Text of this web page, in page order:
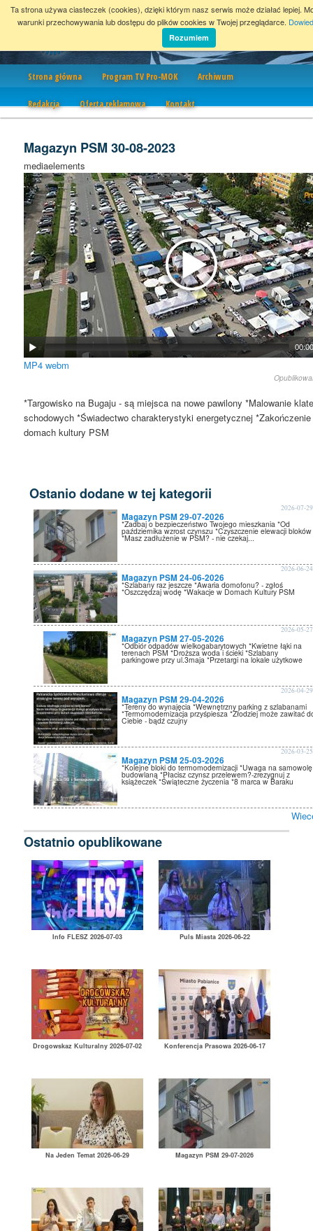
Strona główna Program TV Pro-MOK Archiwum
Redakcja Oferta reklamowa Kontakt
Magazyn PSM 30-08-2023
mediaelements
MP4 webm
*Targowisko na Bugaju - są miejsca na nowe pawilony *Malowanie
schodowych *Świadectwo charakterystyki energetycznej
domach kultury PSM
Ostanio dodane w tej kategorii
Magazyn PSM 29-07-2026
2026-07-29
*Zadbaj o bezpieczeństwo Twojego mieszkania *Od
października wzrost czynszu *Czyszczenie elewacji bloków
*Masz zadłużenie w PSM? - nie czekaj...
Magazyn PSM 24-06-2026
2026-06-24
*Szlabany raz jeszcze *Awaria domofonu? - zgłoś
*Oszczędzaj wodę *Wakacje w Domach Kultury PSM
Magazyn PSM 27-05-2026
2026-05-27
*Odbiór odpadów wielkogabarytowych *Kwietne łąki na
terenach PSM *Droższa woda i ścieki *Szlabany
parkingowe przy ul.3maja *Przetargi na lokale użytkowe
Magazyn PSM 29-04-2026
2026-04-29
*Tereny do wynajęcia *Wewnętrzny parking z szlabanami
*Termomodernizacja przyśpiesza *Złodziej może zawitać
Ciebie - bądź czujny
Magazyn PSM 25-03-2026
2026-03-25
*Kolejne bloki do termomodernizacji *Uwaga na samowolę
budowlaną *Płacisz czynsz przelewem?-zrezygnuj z
książeczek *Świąteczne życzenia *8 marca w Baraku
Ostatnio opublikowane
Info FLESZ 2026-07-03 Puls Miasta 2026-06-22
Drogowskaz Kulturalny 2026-07-02 Konferencja Prasowa 2026-06-17
Na Jeden Temat 2026-06-29 Magazyn PSM 29-07-2026
Ta strona używa ciasteczek (cookies), dzięki którym nasz serwis może działać lepiej.
warunki przechowywania lub dostępu do plików cookies w Twojej przeglądarce.
Rozumiem